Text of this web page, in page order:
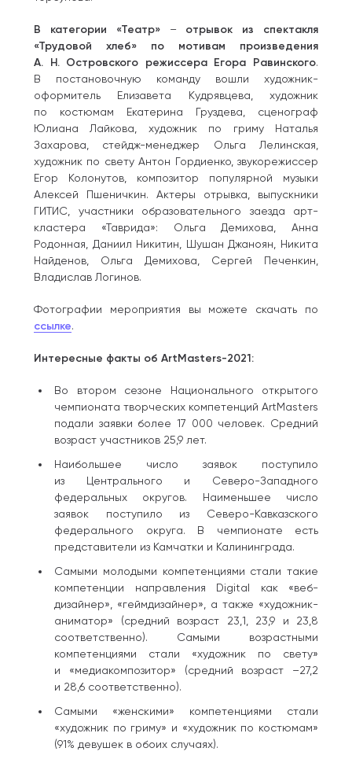
В категории «Театр»– отрывок из спектакля
«Трудовой хлеб» по мотивам произведения
А. Н. Островского режиссера Егора Равинского.
В постановочную команду вошли художник-
оформитель Елизавета Кудрявцева, художник
по костюмам Екатерина Груздева, сценограф
Юлиана Лайкова, художник по гриму Наталья
Захарова, стейдж-менеджер Ольга Лелинская,
художник по свету Антон Гордиенко, звукорежиссер
Егор Колонутов, композитор популярной музыки
Алексей Пшеничкин. Актеры отрывка, выпускники
ГИТИС, участники образовательного заезда арт-
кластера «Таврида»: Ольга Демихова, Анна
Родонная, Даниил Никитин, Шушан Джаноян, Никита
Найденов, Ольга Демихова, Сергей Печенкин,
Владислав Логинов.
Фотографии мероприятия вы можете скачать по
ссылке.
Интересные факты об ArtMasters-2021:
Во втором сезоне Национального открытого
чемпионата творческих компетенций ArtMasters
подали заявки более 17 000 человек. Средний
возраст участников 25,9 лет.
Наибольшее число заявок поступило
из Центрального и Северо-Западного
федеральных округов. Наименьшее число
заявок поступило из Северо-Кавказского
федерального округа. В чемпионате есть
представители из Камчатки и Калининграда.
Самыми молодыми компетенциями стали такие
компетенции направления Digital как «веб-
дизайнер», «геймдизайнер», а также «художник-
аниматор» (средний возраст 23,1, 23,9 и 23,8
соответственно). Самыми возрастными
компетенциями стали «художник по свету»
и «медиакомпозитор» (средний возраст –27,2
и 28,6 соответственно).
Самыми «женскими» компетенциями стали
«художник по гриму» и «художник по костюмам»
(91% девушек в обоих случаях).